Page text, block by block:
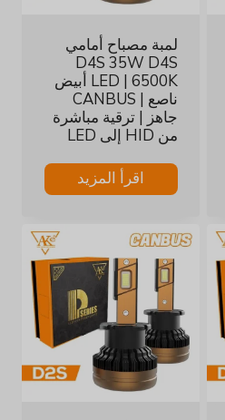
لمبة مصباح أمامي
D4S 35W D4S
LED | 6500K أبيض
ناصع | CANBUS
جاهز | ترقية مباشرة
من HID إلى LED
اقرأ المزيد